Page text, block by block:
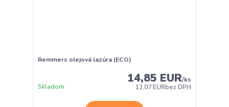
Remmers olejová lazúra (ECO)
14,85 EUR/ks
12,07 EURbez DPH
Skladom